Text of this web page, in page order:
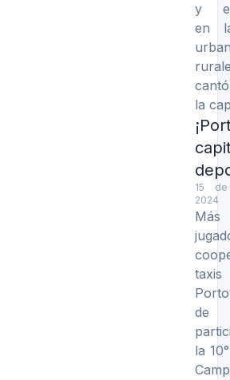
y
en
la
15
2024
de
la